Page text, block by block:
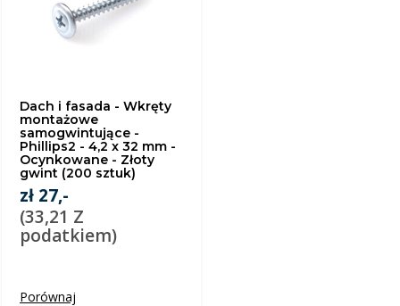
Dach i fasada - Wkręty
montażowe
samogwintujące -
Phillips2 - 4,2 x 32 mm -
Ocynkowane - Złoty
gwint (200 sztuk)
zł 27,-
(33,21 Z
podatkiem)
Porównaj